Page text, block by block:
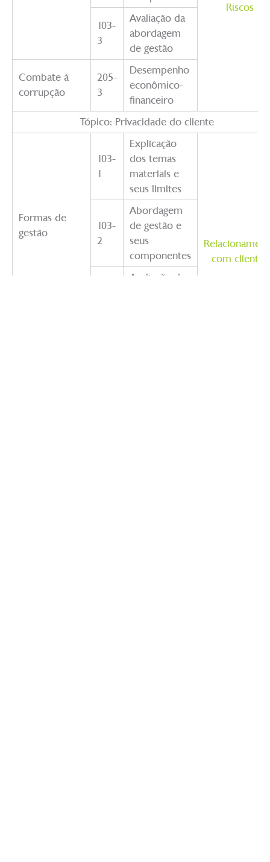
Riscos
103-
3
Avaliação da
abordagem
de gestão
Combate à
corrupção
205-
3
Desempenho
econômico-
financeiro
Tópico: Privacidade do cliente
Formas de
gestão
103-
1
Explicação
dos temas
materiais e
seus limites
com clientes
103-
2
Abordagem
de gestão e
seus
componentes
Avaliação da